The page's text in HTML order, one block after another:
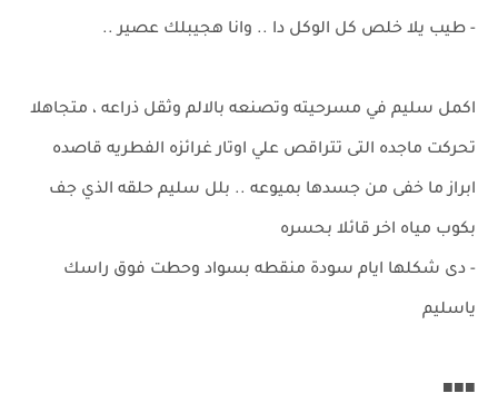
- طيب يلا خلص كل الوكل دا .. وانا هجيبلك عصير ..
اكمل سليم في مسرحيته وتصنعه بالالم وثقل ذراعه ، متجاهلا
تحركت ماجده التى تتراقص علي اوتار غرائزه الفطريه قاصده
ابراز ما خفى من جسدها بميوعه .. بلل سليم حلقه الذي جف
بكوب مياه اخر قائلا بحسره
- دى شكلها ايام سودة منقطه بسواد وحطت فوق راسك
ياسليم
■■■